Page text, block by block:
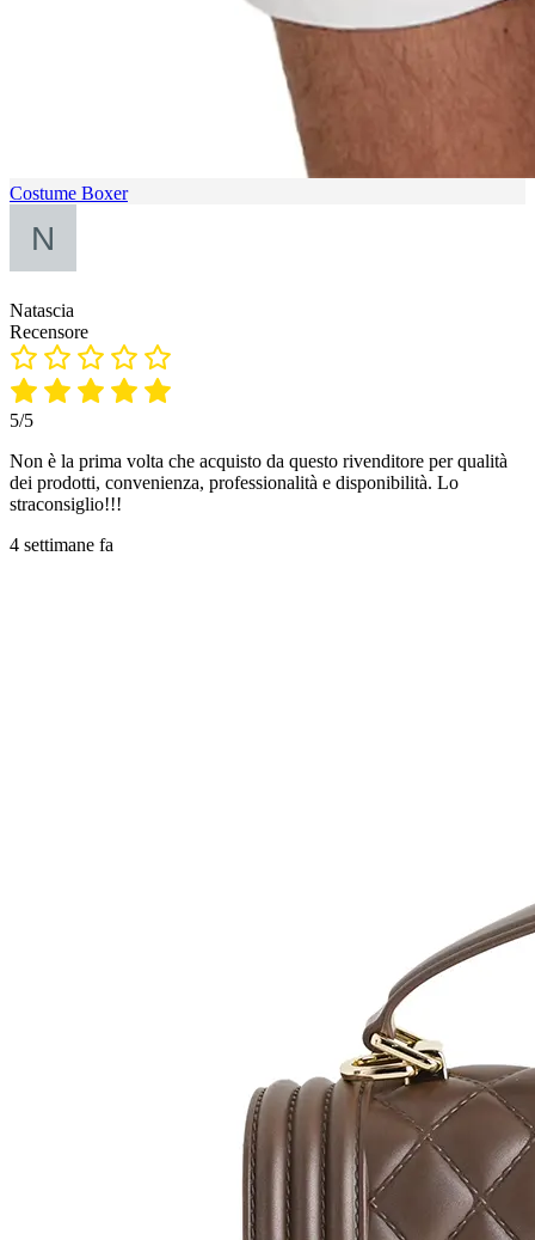
Costume Boxer
Natascia
Recensore
5/5
Non è la prima volta che acquisto da questo rivenditore per qualità
dei prodotti, convenienza, professionalità e disponibilità. Lo
straconsiglio!!!
4 settimane fa